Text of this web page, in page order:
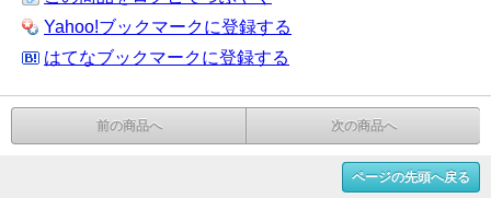
Yahoo!ブックマークに登録する
はてなブックマークに登録する
前の商品へ 次の商品へ
ページの先頭へ戻る